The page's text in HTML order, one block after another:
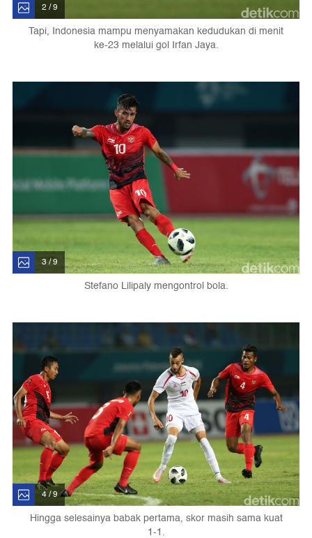
2 / 9
Tapi, Indonesia mampu menyamakan kedudukan di menit
ke-23 melalui gol Irfan Jaya.
3 / 9
Stefano Lilipaly mengontrol bola.
4 / 9
Hingga selesainya babak pertama, skor masih sama kuat
1-1.